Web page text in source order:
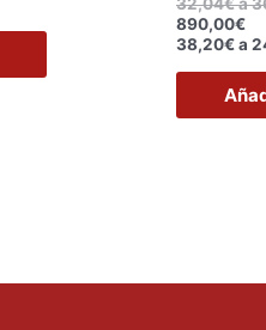
890,00€
38,20€ a